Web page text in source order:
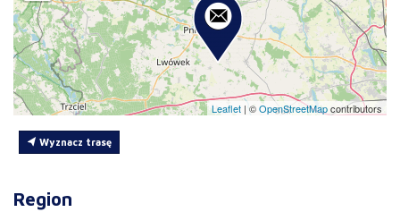
Leaflet | ©OpenStreetMapcontributors
Wyznacz trasę
Region